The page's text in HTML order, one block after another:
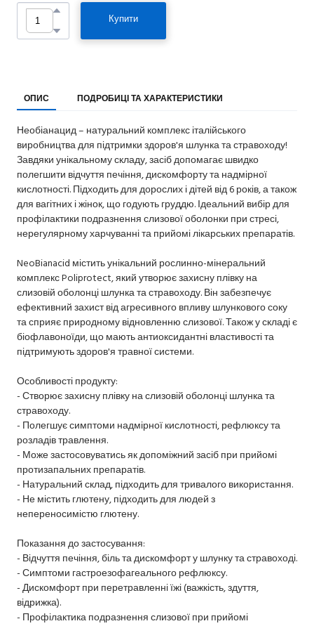
Купити
ОПИС ПОДРОБИЦІ ТА ХАРАКТЕРИСТИКИ
Необіанацид – натуральний комплекс італійського
виробництва для підтримки здоров'я шлунка та стравоходу!
Завдяки унікальному складу, засіб допомагає швидко
полегшити відчуття печіння, дискомфорту та надмірної
кислотності. Підходить для дорослих і дітей від 6 років, а також
для вагітних і жінок, що годують груддю. Ідеальний вибір для
профілактики подразнення слизової оболонки при стресі,
нерегулярному харчуванні та прийомі лікарських препаратів.
NeoBianacid містить унікальний рослинно-мінеральний
комплекс Poliprotect, який утворює захисну плівку на
слизовій оболонці шлунка та стравоходу. Він забезпечує
ефективний захист від агресивного впливу шлункового соку
та сприяє природному відновленню слизової. Також у складі є
біофлавоноїди, що мають антиоксидантні властивості та
підтримують здоров'я травної системи.
Особливості продукту:
- Створює захисну плівку на слизовій оболонці шлунка та
стравоходу.
- Полегшує симптоми надмірної кислотності, рефлюксу та
розладів травлення.
- Може застосовуватись як допоміжний засіб при прийомі
протизапальних препаратів.
- Натуральний склад, підходить для тривалого використання.
- Не містить глютену, підходить для людей з
непереносимістю глютену.
Показання до застосування:
- Відчуття печіння, біль та дискомфорт у шлунку та стравоході.
- Симптоми гастроезофагеального рефлюксу.
- Дискомфорт при перетравленні їжі (важкість, здуття,
відрижка).
- Профілактика подразнення слизової при прийомі